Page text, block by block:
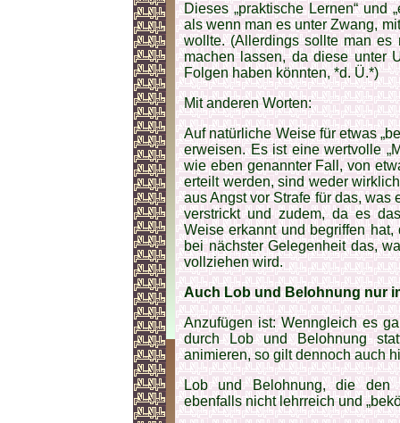
Dieses „praktische Lernen“ und
als wenn man es unter Zwang,
wollte. (Allerdings sollte man es
machen lassen, da diese unter
Folgen haben könnten, *d. Ü.*)
Mit anderen Worten:
Auf natürliche Weise für etwas
erweisen. Es ist eine wertvolle
wie eben genannter Fall, von
erteilt werden, sind weder
aus Angst vor Strafe für das, was
verstrickt und zudem, da es
Weise erkannt und begriffen hat,
bei nächster Gelegenheit das,
vollziehen wird.
Auch Lob und Belohnung nur
Anzufügen ist: Wenngleich es
durch Lob und Belohnung
animieren, so gilt dennoch auch
Lob und Belohnung, die den
ebenfalls nicht lehrreich und